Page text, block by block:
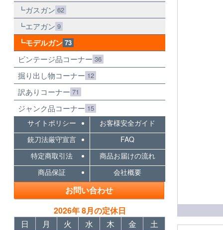
ガスガン 62
エアガン 9
モデルガン 73
ビンテージ品コーナー 36
掘り出し物コーナー 12
訳ありコーナー 71
ジャンク品コーナー 15
サイトポリシー
お客様安全ガイド
銃刀法厳守宣言
FAQ
特定商取引法
商品お届けの流れ
商品保証
会社概要
お問い合わせ
2026年 8月の定休日
日
月 火 水 木 金
土